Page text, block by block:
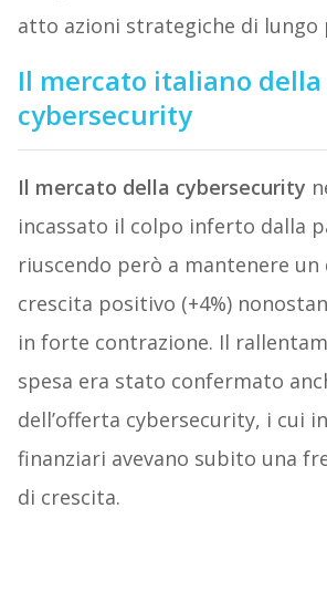
atto azioni strategiche di lungo
Il mercato italiano della
cybersecurity
Il mercato della cybersecurity
incassato il colpo inferto dalla
riuscendo però a mantenere un
crescita positivo (+4%)
in forte contrazione. Il
spesa era stato confermato
dell’offerta cybersecurity, i cui
finanziari avevano subito una
di crescita.